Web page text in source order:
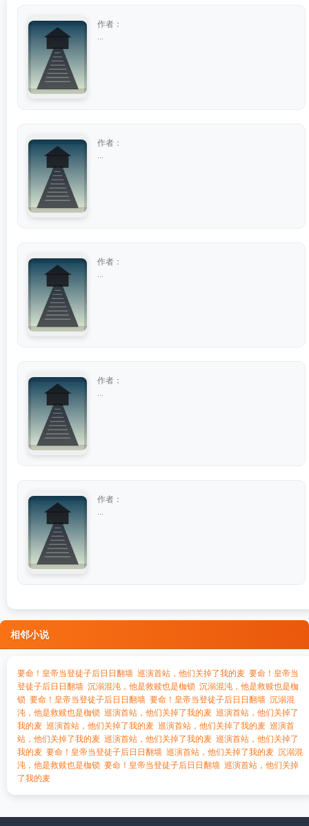
作者：
作者：
作者：
作者：
作者：
相邻小说
要命！皇帝当登徒子后日日翻墙 巡演首站，他们关掉了我的麦 要命！皇帝当
登徒子后日日翻墙 沉溺混沌，他是救赎也是枷锁 沉溺混沌，他是救赎也是枷
锁 要命！皇帝当登徒子后日日翻墙 要命！皇帝当登徒子后日日翻墙 沉溺混
沌，他是救赎也是枷锁 巡演首站，他们关掉了我的麦 巡演首站，他们关掉了
我的麦 巡演首站，他们关掉了我的麦 巡演首站，他们关掉了我的麦 巡演首
站，他们关掉了我的麦 巡演首站，他们关掉了我的麦 巡演首站，他们关掉了
我的麦 要命！皇帝当登徒子后日日翻墙 巡演首站，他们关掉了我的麦 沉溺混
沌，他是救赎也是枷锁 要命！皇帝当登徒子后日日翻墙 巡演首站，他们关掉
了我的麦